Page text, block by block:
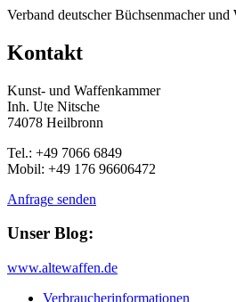
Verband deutscher Büchsenmacher und
Kontakt
Kunst- und Waffenkammer
Inh. Ute Nitsche
74078 Heilbronn
Tel.: +49 7066 6849
Mobil: +49 176 96606472
Anfrage senden
Unser Blog:
www.altewaffen.de
Verbraucherinformationen